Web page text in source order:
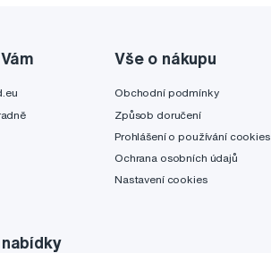
Vše o nákupu
Obchodní podmínky
Způsob doručení
Prohlášení o používání cookies
Ochrana osobních údajů
Nastavení cookies
nabídky